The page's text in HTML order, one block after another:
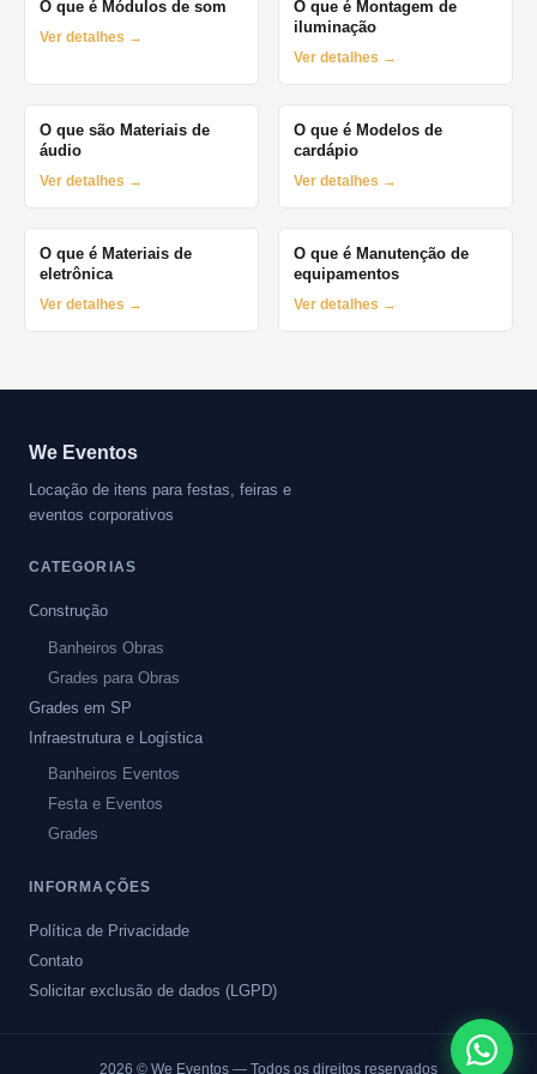
O que é Módulos de som
Ver detalhes →
O que é Montagem de
iluminação
Ver detalhes →
O que são Materiais de
áudio
Ver detalhes →
O que é Modelos de
cardápio
Ver detalhes →
O que é Materiais de
eletrônica
Ver detalhes →
O que é Manutenção de
equipamentos
Ver detalhes →
We Eventos
Locação de itens para festas, feiras e
eventos corporativos
CATEGORIAS
Construção
Banheiros Obras
Grades para Obras
Grades em SP
Infraestrutura e Logística
Banheiros Eventos
Festa e Eventos
Grades
INFORMAÇÕES
Política de Privacidade
Contato
Solicitar exclusão de dados (LGPD)
2026 © We Eventos — Todos os direitos reservados